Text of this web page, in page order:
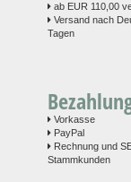
ab EUR 110,00
Versand nach
Tagen
Vorkasse
PayPal
Rechnung und
Stammkunden